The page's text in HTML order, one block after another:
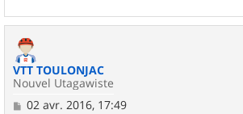
VTT TOULONJAC
Nouvel Utagawiste
M
02 avr. 2016, 17:49